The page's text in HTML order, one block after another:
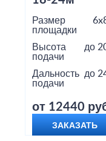
Размер
площадки
Высота
подачи
до
Дальность
подачи
до
от 12440
ЗАКАЗАТЬ